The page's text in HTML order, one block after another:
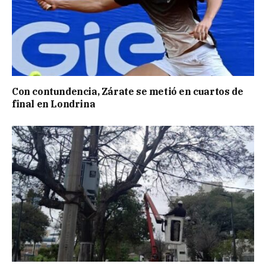
Con contundencia, Zárate se metió en cuartos de
final en Londrina